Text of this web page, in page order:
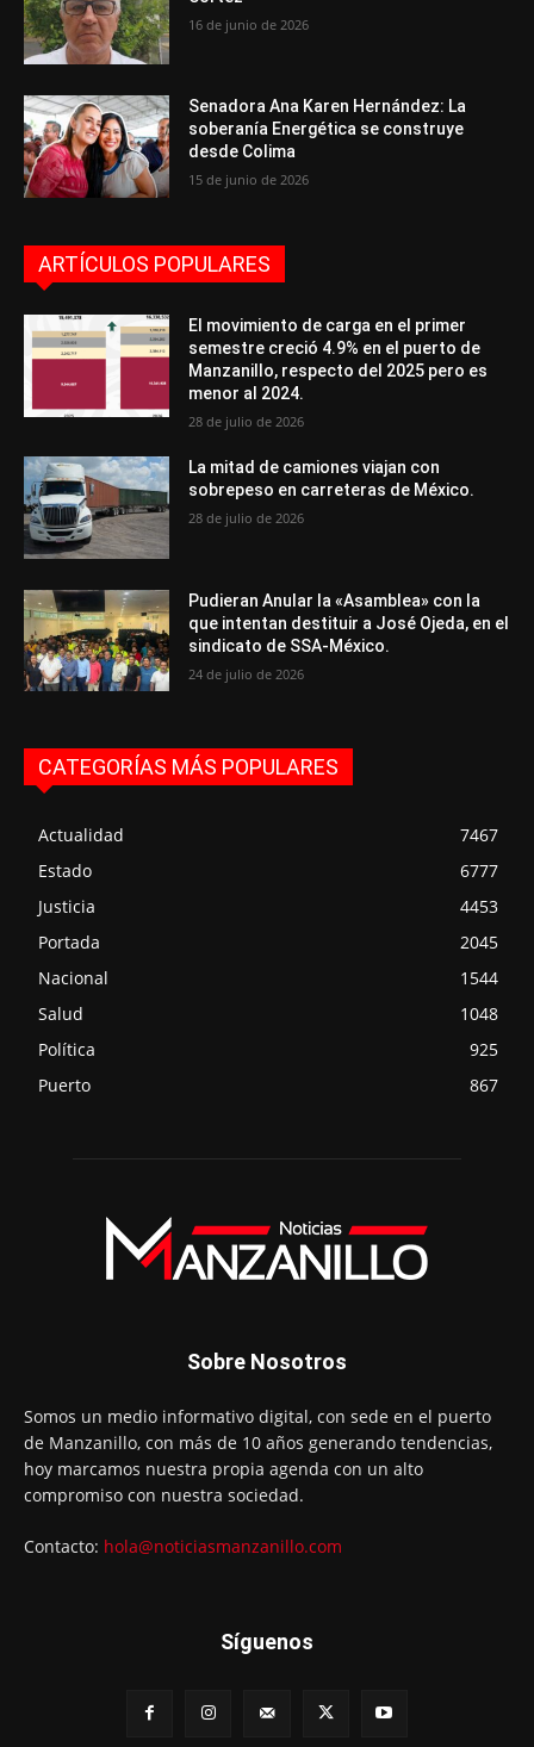
16 de junio de 2026
Senadora Ana Karen Hernández: La
soberanía Energética se construye
desde Colima
15 de junio de 2026
ARTÍCULOS POPULARES
El movimiento de carga en el primer
semestre creció 4.9% en el puerto de
Manzanillo, respecto del 2025 pero es
menor al 2024.
28 de julio de 2026
La mitad de camiones viajan con
sobrepeso en carreteras de México.
28 de julio de 2026
Pudieran Anular la «Asamblea» con la
que intentan destituir a José Ojeda, en el
sindicato de SSA-México.
24 de julio de 2026
CATEGORÍAS MÁS POPULARES
Actualidad
7467
Estado
6777
Justicia
4453
Portada
2045
Nacional
1544
Salud
1048
Política
925
Puerto
867
Sobre Nosotros
Somos un medio informativo digital, con sede en el puerto
de Manzanillo, con más de 10 años generando tendencias,
hoy marcamos nuestra propia agenda con un alto
compromiso con nuestra sociedad.
Contacto: hola@noticiasmanzanillo.com
Síguenos